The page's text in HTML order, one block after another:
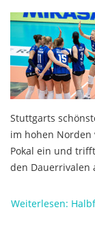
Stuttgarts
im hohen Norden
Pokal ein und
den Dauerrivalen
Weiterlesen: